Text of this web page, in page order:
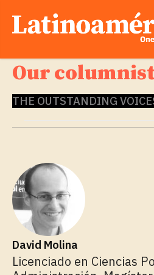
Our
THE OUTSTANDING
David Molina
Licenciado en Ciencias